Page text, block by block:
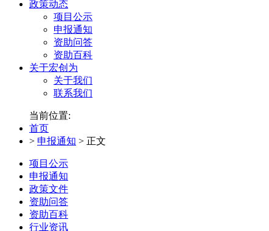
政策动态
项目公示
申报通知
资助问答
资助百科
关于宏创为
关于我们
联系我们
当前位置:
首页
> 申报通知 > 正文
项目公示
申报通知
政策文件
资助问答
资助百科
行业资讯